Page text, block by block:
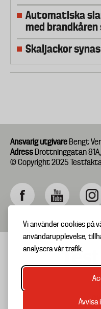
Vi använder cookies på
användarupplevelse,
analysera vår trafik.
Avvisa
Automatiska
med
Skaljackor
Ansvarig utgivare Bengt
Adress Drottninggatan
© Copyright 2025
Footer